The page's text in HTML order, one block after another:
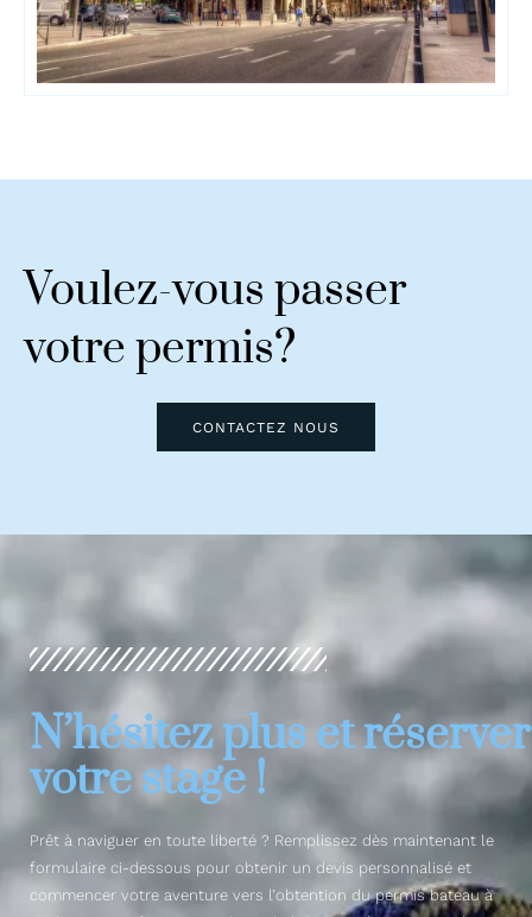
Voulez-vous passer
votre permis?
CONTACTEZ NOUS
N’hésitez plus et réserver
votre stage !
Prêt à naviguer en toute liberté ? Remplissez dès maintenant le
formulaire ci-dessous pour obtenir un devis personnalisé et
commencer votre aventure vers l’obtention du permis bateau à